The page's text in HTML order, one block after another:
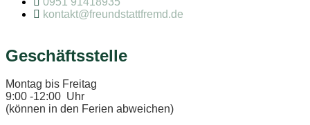
kontakt@freundstattfremd.de
Geschäftsstelle
Montag bis Freitag
9:00 -12:00 Uhr
(können in den Ferien abweichen)